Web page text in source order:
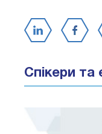
Спікери та